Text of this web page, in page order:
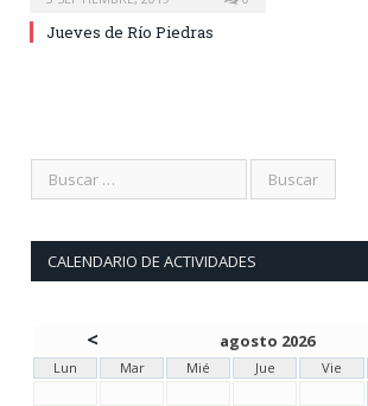
Jueves de Río Piedras
CALENDARIO DE ACTIVIDADES
< agosto 2026
Lun Mar Mié Jue Vie